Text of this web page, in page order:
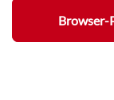
Browser-